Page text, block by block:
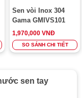
Sen vòi Inox 304
Gama GMIVS101
1,970,000 VNĐ
SO SÁNH CHI TIẾT
sen tay